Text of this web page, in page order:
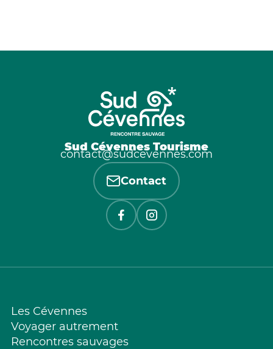
Sud Cévennes Tourisme
contact@sudcevennes.com
Contact
Les Cévennes
Voyager autrement
Rencontres sauvages